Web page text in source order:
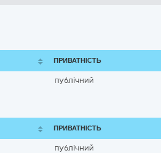
ПРИВАТНІСТЬ
публічний
ПРИВАТНІСТЬ
публічний